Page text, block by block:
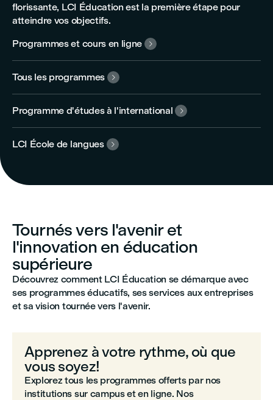
florissante, LCI Éducation est la première étape pour
atteindre vos objectifs.
Programmes et cours en ligne

Tous les programmes 
Programme d'études à l'international 
LCI École de langues 
Tournés vers l'avenir et
l'innovation en éducation
supérieure
Découvrez comment LCI Éducation se démarque avec
ses programmes éducatifs, ses services aux entreprises
et sa vision tournée vers l'avenir.
Apprenez à votre rythme, où que
vous soyez!
Explorez tous les programmes offerts par nos
institutions sur campus et en ligne. Nos